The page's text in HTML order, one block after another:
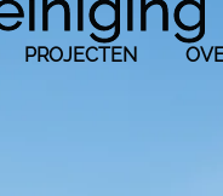
PROJECTEN